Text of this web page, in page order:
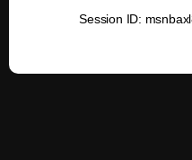
Session ID: